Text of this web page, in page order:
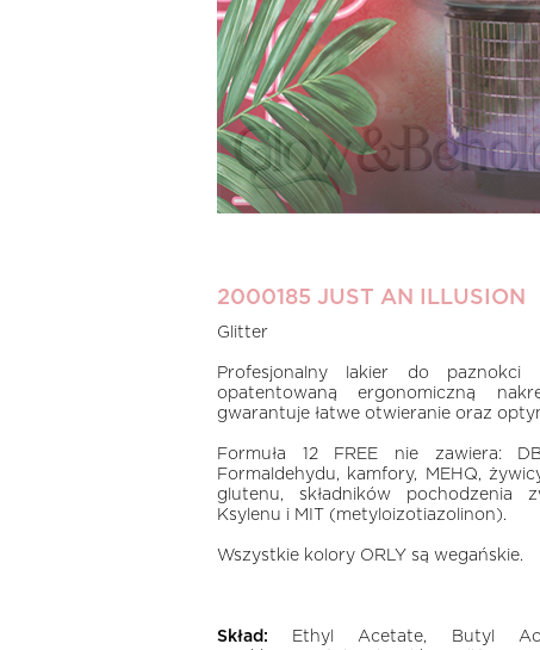
2000185 JUST AN ILLUSION
Glitter
Profesjonalny lakier do paznokci
opatentowaną ergonomiczną
gwarantuje łatwe otwieranie oraz
Formuła 12 FREE nie zawiera:
Formaldehydu, kamfory, MEHQ,
glutenu, składników pochodzenia
Ksylenu i MIT (metyloizotiazolinon).
Wszystkie kolory ORLY są wegańskie.
Skład: Ethyl Acetate, Butyl